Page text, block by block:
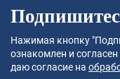
Нажимая кнопку
ознакомлен и согласен
даю согласие на